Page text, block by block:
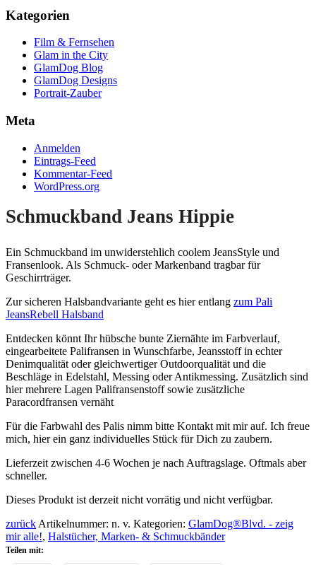
Kategorien
Film & Fernsehen
Glam in the City
GlamDog Blog
GlamDog Designs
Portrait-Zauber
Meta
Anmelden
Eintrags-Feed
Kommentar-Feed
WordPress.org
Schmuckband Jeans Hippie
Ein Schmuckband im unwiderstehlich coolem JeansStyle und
Fransenlook. Als Schmuck- oder Markenband tragbar für
Geschirrträger.
Zur sicheren Halsbandvariante geht es hier entlang zum Pali
JeansRebell Halsband
Entdecken könnt Ihr hübsche bunte Ziernähte im Farbverlauf,
eingearbeitete Palifransen in Wunschfarbe, Jeansstoff in echter
Denimqualität oder gleichwertiger Outdoorqualität und die
Beschläge in Edelstahl, Messing oder Antikmessing. Zusätzlich sind
hier mehrere Lagen Palifransenstoff sowie zusätzliche
Paracordfransen vernäht
Für die Farbwahl des Palis nimm bitte Kontakt mit mir auf. Ich freue
mich, hier ein ganz individuelles Stück für Dich zu zaubern.
Lieferzeit zwischen 4-6 Wochen je nach Auftragslage. Oftmals aber
schneller.
Dieses Produkt ist derzeit nicht vorrätig und nicht verfügbar.
zurück Artikelnummer: n. v. Kategorien: GlamDog®Blvd. - zeig
mir alle!, Halstücher, Marken- & Schmuckbänder
Teilen mit: